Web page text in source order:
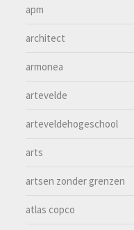
apm
architect
armonea
artevelde
arteveldehogeschool
arts
artsen zonder grenzen
atlas copco